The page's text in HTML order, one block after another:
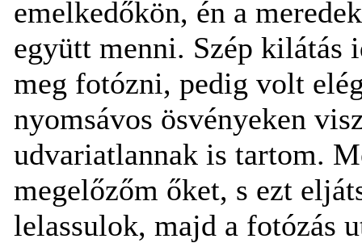
emelkedőkön, én a
együtt menni. Szép kilátás
meg fotózni, pedig volt
nyomsávos ösvényeken
udvariatlannak is tartom.
megelőzőm őket, s ezt
lelassulok, majd a fotózás